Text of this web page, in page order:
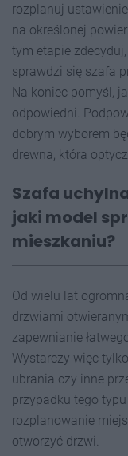
rozplanuj
na określonej
tym etapie
sprawdzi się szafa
Na koniec pomyśl,
odpowiedni.
dobrym wyborem
drewna, która
Szafa
jaki model
mieszkaniu?
Od wielu lat
drzwiami
zapewnianie
Wystarczy więc
ubrania czy inne
przypadku tego
rozplanowanie
otworzyć drzwi.